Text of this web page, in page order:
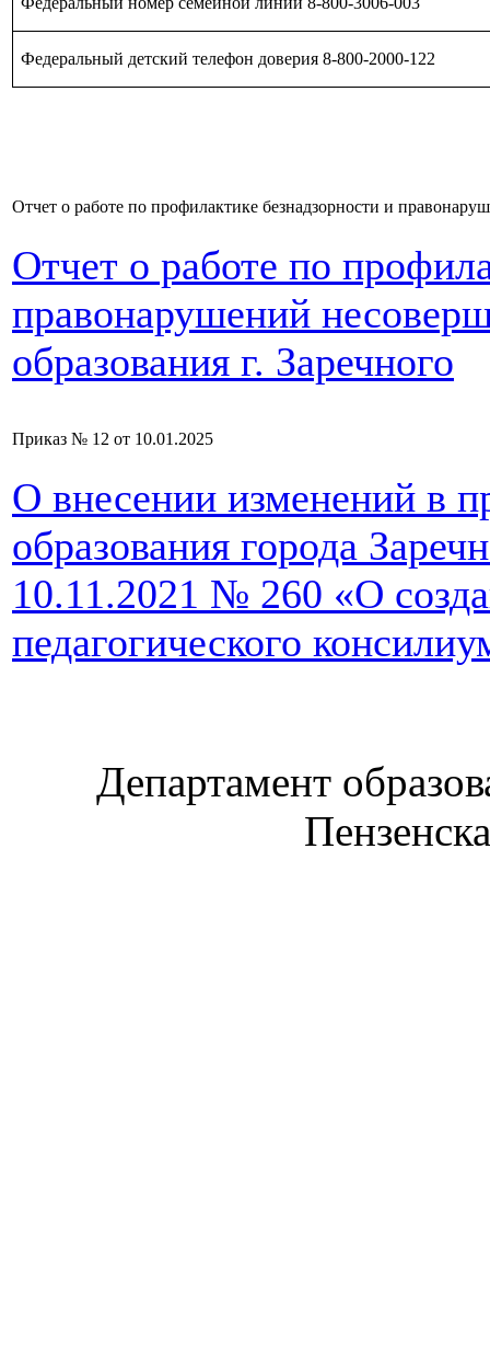
Федеральный детский телефон доверия 8-800-2000-122
Отчет о работе по профилактике безнадзорности и
Отчет о работе по
правонарушений
образования г. Заречного
Приказ № 12 от 10.01.2025
О внесении изменений в
образования города
10.11.2021 № 260 «О
педагогического
Департамент